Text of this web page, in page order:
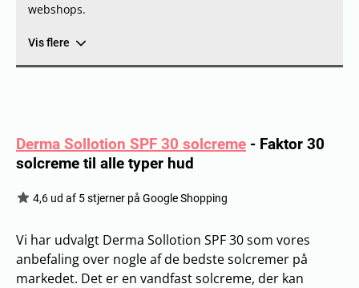
webshops.
Vis flere
Derma Sollotion SPF 30 solcreme - Faktor 30
solcreme til alle typer hud
4,6 ud af 5 stjerner på Google Shopping
Vi har udvalgt Derma Sollotion SPF 30 som vores
anbefaling over nogle af de bedste solcremer på
markedet. Det er en vandfast solcreme, der kan